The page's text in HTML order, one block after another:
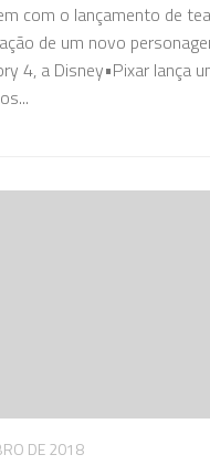
com o lançamento de
de um novo
4, a Disney•Pixar lança
DE 2018